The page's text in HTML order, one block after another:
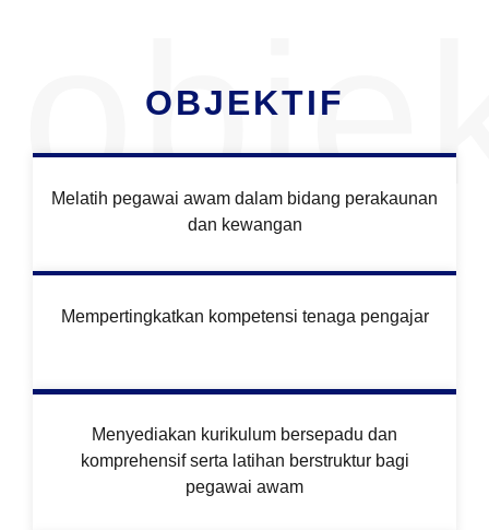
OBJEKTIF
Melatih pegawai awam dalam bidang perakaunan
dan kewangan
Mempertingkatkan kompetensi tenaga pengajar
Menyediakan kurikulum bersepadu dan
komprehensif serta latihan berstruktur bagi
pegawai awam